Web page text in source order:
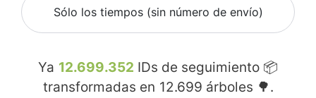
Sólo los tiempos (sin número de envío)
Ya 12.699.352 IDs de seguimiento 📦
transformadas en 12.699 árboles 🌳.